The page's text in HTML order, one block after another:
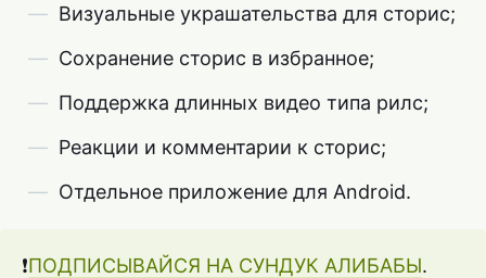
Визуальные украшательства для сторис;
Сохранение сторис в избранное;
Поддержка длинных видео типа рилс;
Реакции и комментарии к сторис;
Отдельное приложение для Android.
❗️ПОДПИСЫВАЙСЯ НА СУНДУК АЛИБАБЫ.